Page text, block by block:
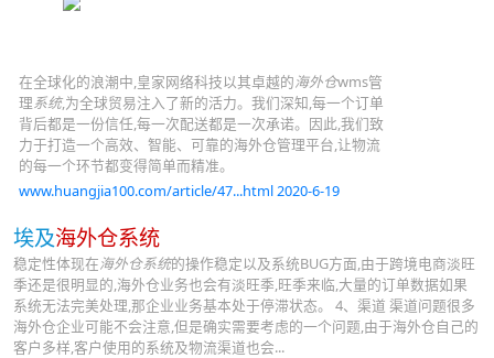
在全球化的浪潮中,皇家网络科技以其卓越的海外仓wms管
理系统,为全球贸易注入了新的活力。我们深知,每一个订单
背后都是一份信任,每一次配送都是一次承诺。因此,我们致
力于打造一个高效、智能、可靠的海外仓管理平台,让物流
的每一个环节都变得简单而精准。
www.huangjia100.com/article/47...html 2020-6-19
埃及海外仓系统
稳定性体现在海外仓系统的操作稳定以及系统BUG方面,由于跨境电商淡旺
季还是很明显的,海外仓业务也会有淡旺季,旺季来临,大量的订单数据如果
系统无法完美处理,那企业业务基本处于停滞状态。 4、渠道 渠道问题很多
海外仓企业可能不会注意,但是确实需要考虑的一个问题,由于海外仓自己的
客户多样,客户使用的系统及物流渠道也会...